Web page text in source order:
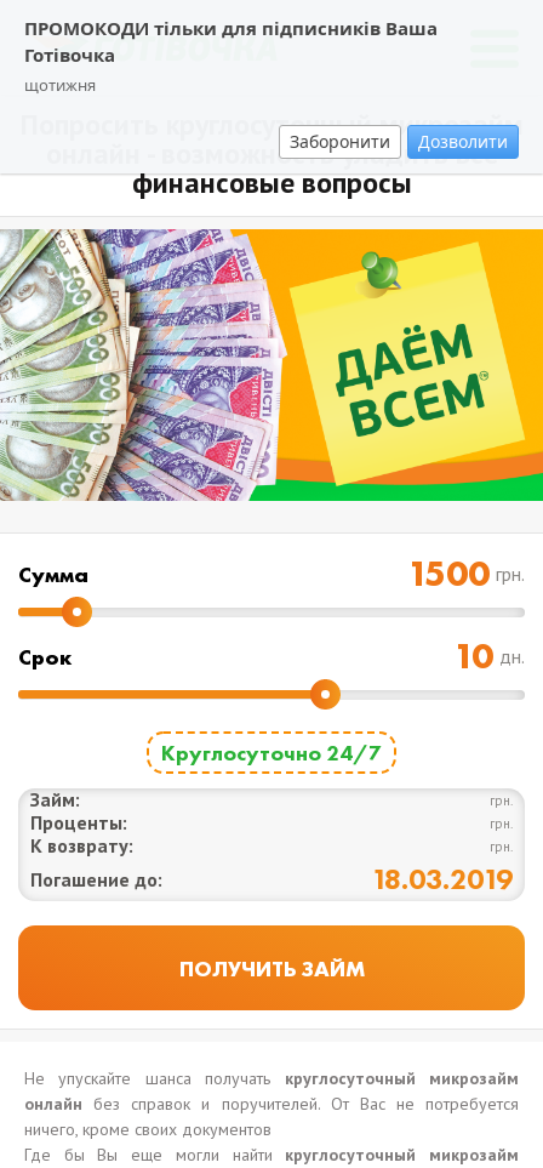
ПРОМОКОДИ тільки для підписників Ваша
Готівочка
щотижня
Заборонити Дозволити
Попросить круглосуточный микрозайм
онлайн - возможность уладить все
финансовые вопросы
Cумма грн.
Срок дн.
Круглосуточно 24/7
Займ: грн.
Проценты: грн.
К возврату: грн.
Погашение до: 18.03.2019
Не упускайте шанса получать круглосуточный микрозайм
онлайн без справок и поручителей. От Вас не потребуется
ничего, кроме своих документов
Где бы Вы еще могли найти круглосуточный микрозайм